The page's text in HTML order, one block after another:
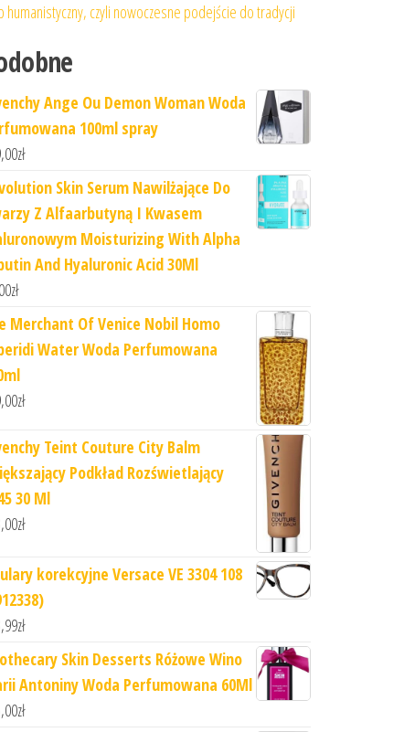
humanistyczny, czyli nowoczesne podejście do tradycji
Ange Ou Demon Woman Woda
100ml spray
zł
Skin Serum Nawilżające Do
Z Alfaarbutyną I Kwasem
Moisturizing With Alpha
And Hyaluronic Acid 30Ml
zł
Merchant Of Venice Nobil Homo
Water Woda Perfumowana
zł
Teint Couture City Balm
Podkład Rozświetlający
30 Ml
zł
korekcyjne Versace VE 3304 108
zł
Skin Desserts Różowe Wino
Antoniny Woda Perfumowana 60Ml
zł